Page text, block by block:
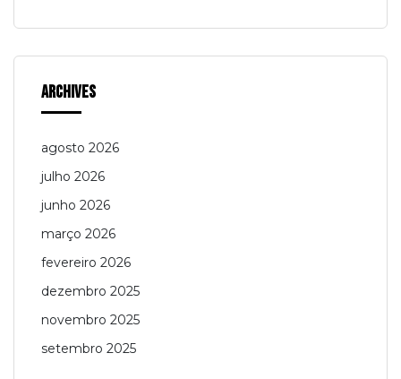
Archives
agosto 2026
julho 2026
junho 2026
março 2026
fevereiro 2026
dezembro 2025
novembro 2025
setembro 2025